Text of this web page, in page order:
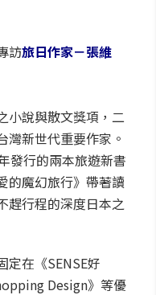
訪旅日作家－張維
小說與散文獎項，二
灣新世代重要作家。
發行的兩本旅遊新書
的魔幻旅行》帶著讀
趕行程的深度日本之
定在《SENSE好
Design》等優